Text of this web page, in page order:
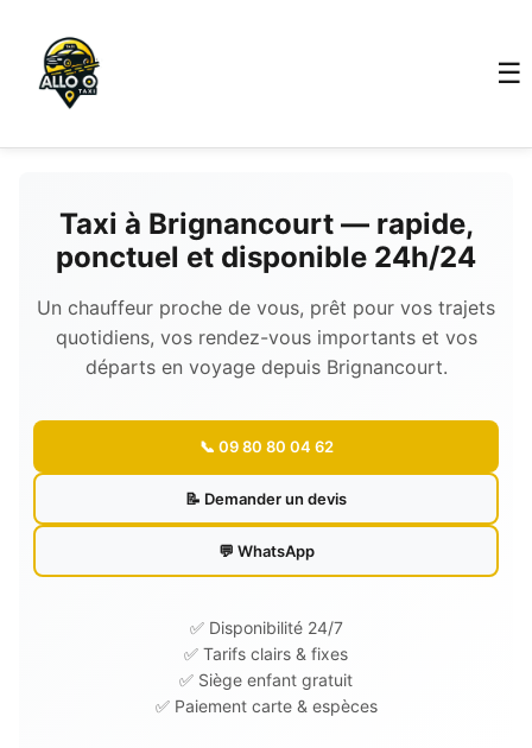
☰
Taxi à Brignancourt — rapide,
ponctuel et disponible 24h/24
Un chauffeur proche de vous, prêt pour vos trajets
quotidiens, vos rendez-vous importants et vos
départs en voyage depuis Brignancourt.
📞 09 80 80 04 62
📝 Demander un devis
💬 WhatsApp
✅ Disponibilité 24/7
✅ Tarifs clairs & fixes
✅ Siège enfant gratuit
✅ Paiement carte & espèces